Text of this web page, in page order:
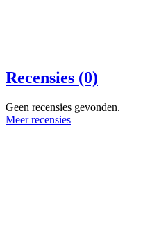
Recensies (0)
Geen recensies gevonden.
Meer recensies